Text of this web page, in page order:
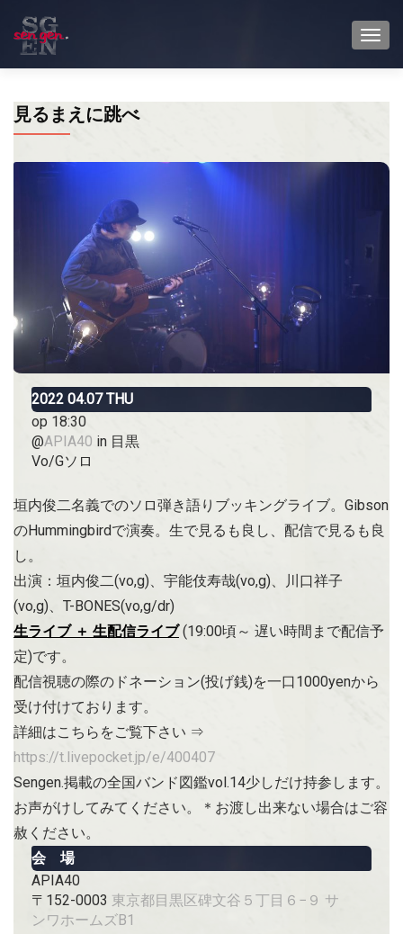
見るまえに跳べ
2022 04.07THU
op 18:30
@APIA40 in 目黒
Vo/Gソロ
垣内俊二名義でのソロ弾き語りブッキングライブ。Gibson
のHummingbirdで演奏。生で見るも良し、配信で見るも良
し。
出演：垣内俊二(vo,g)、宇能伎寿哉(vo,g)、川口祥子
(vo,g)、T-BONES(vo,g/dr)
生ライブ ＋ 生配信ライブ(19:00頃～ 遅い時間まで配信予
定)です。
配信視聴の際のドネーション(投げ銭)を一口1000yenから
受け付けております。
詳細はこちらをご覧下さい ⇒
https://t.livepocket.jp/e/400407
Sengen.掲載の全国バンド図鑑vol.14少しだけ持参します。
お声がけしてみてください。＊お渡し出来ない場合はご容
赦ください。
会 場
APIA40
〒152-0003 東京都目黒区碑文谷５丁目６−９ サ
ンワホームズB1